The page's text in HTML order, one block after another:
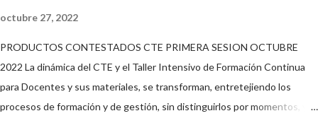
octubre 27, 2022
PRODUCTOS CONTESTADOS CTE PRIMERA SESION OCTUBRE
2022 La dinámica del CTE y el Taller Intensivo de Formación Continua
para Docentes y sus materiales, se transforman, entretejiendo los
procesos de formación y de gestión, sin distinguirlos por momentos, y